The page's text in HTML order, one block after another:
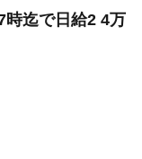
時迄で日給2 4万